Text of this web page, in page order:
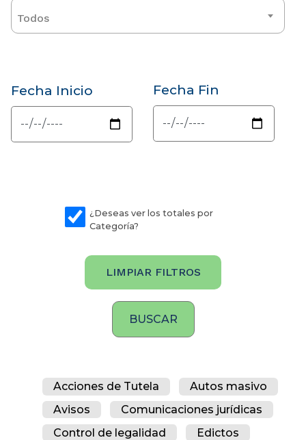
Todos
Fecha Inicio Fecha Fin
¿Deseas ver los totales por
Categoría?
LIMPIAR FILTROS
Acciones de Tutela
Autos masivo
Avisos
Comunicaciones jurídicas
Control de legalidad
Edictos